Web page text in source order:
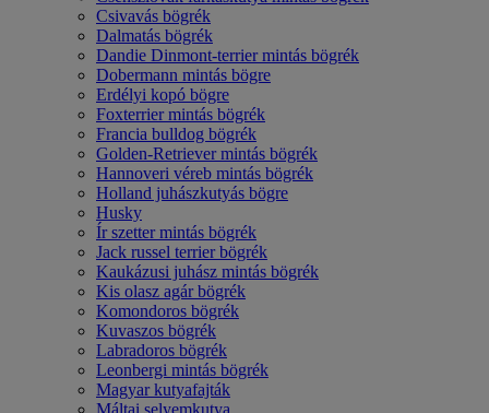
Csivavás bögrék
Dalmatás bögrék
Dandie Dinmont-terrier mintás bögrék
Dobermann mintás bögre
Erdélyi kopó bögre
Foxterrier mintás bögrék
Francia bulldog bögrék
Golden-Retriever mintás bögrék
Hannoveri véreb mintás bögrék
Holland juhászkutyás bögre
Husky
Ír szetter mintás bögrék
Jack russel terrier bögrék
Kaukázusi juhász mintás bögrék
Kis olasz agár bögrék
Komondoros bögrék
Kuvaszos bögrék
Labradoros bögrék
Leonbergi mintás bögrék
Magyar kutyafajták
Máltai selyemkutya